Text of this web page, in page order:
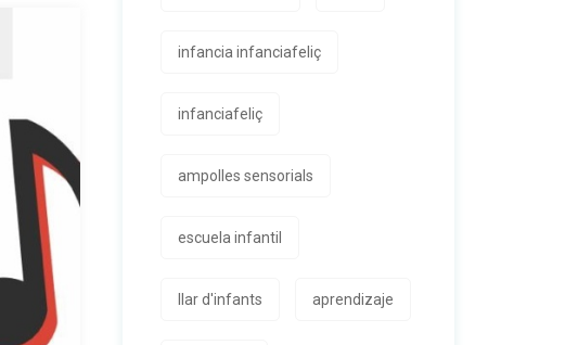
infancia infanciafeliç
infanciafeliç
ampolles sensorials
escuela infantil
llar d'infants aprendizaje